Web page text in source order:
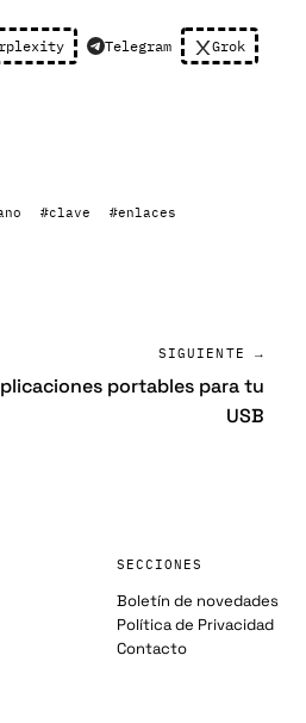
Telegram Grok
#clave
#enlaces
SIGUIENTE →
portables para tu
USB
SECCIONES
Boletín de novedades
Política de Privacidad
Contacto